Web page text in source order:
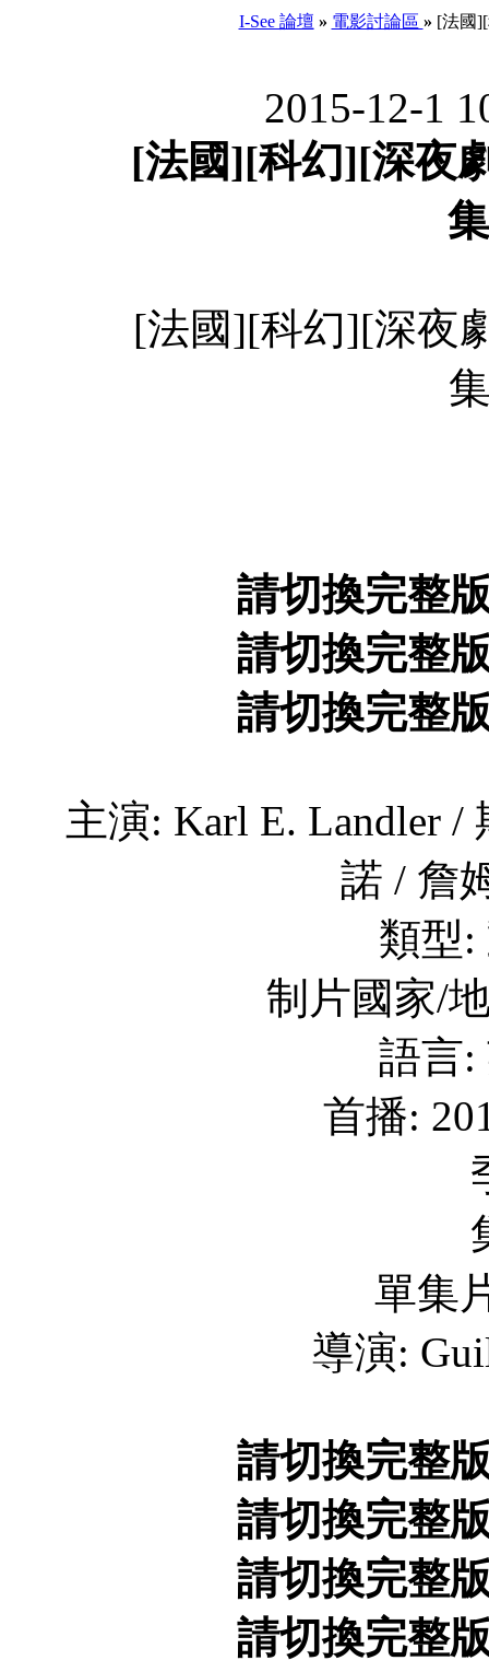
I-See 論壇 » 電影討論區 » [法國
2015-12-1
[法國][科幻][深夜
[法國][科幻][深夜
請切換完整
請切換完整
請切換完整
主演: Karl E. Landler /
諾 / 詹
類型:
制片國家/
語言:
首播:
單集
導演:
請切換完整
請切換完整
請切換完整
請切換完整